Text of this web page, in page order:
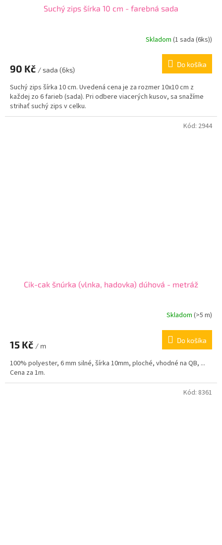
Suchý zips šírka 10 cm - farebná sada
Skladom (1 sada (6ks))
90 Kč / sada (6ks)
Do košíka
Suchý zips šírka 10 cm. Uvedená cena je za rozmer 10x10 cm z
každej zo 6 farieb (sada). Pri odbere viacerých kusov, sa snažíme
strihať suchý zips v celku.
Cik-cak šnúrka (vlnka, hadovka) dúhová - metráž
Skladom (>5 m)
15 Kč / m
Do košíka
100% polyester, 6 mm silné, šírka 10mm, ploché, vhodné na QB, ...
Cena za 1m.
Kód: 2944
Kód: 8361